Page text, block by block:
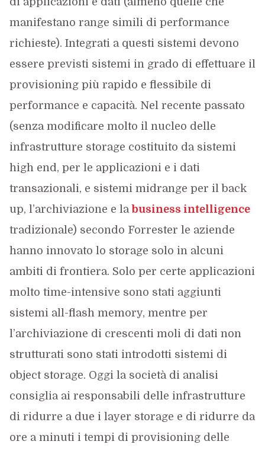
manifestano range simili di performance
richieste). Integrati a questi sistemi devono
essere previsti sistemi in grado di effettuare il
provisioning più rapido e flessibile di
performance e capacità. Nel recente passato
(senza modificare molto il nucleo delle
infrastrutture storage costituito da sistemi
high end, per le applicazioni e i dati
transazionali, e sistemi midrange per il back
up, l’archiviazione e la business intelligence
tradizionale) secondo Forrester le aziende
hanno innovato lo storage solo in alcuni
ambiti di frontiera. Solo per certe applicazioni
molto time-intensive sono stati aggiunti
sistemi all-flash memory, mentre per
l’archiviazione di crescenti moli di dati non
strutturati sono stati introdotti sistemi di
object storage. Oggi la società di analisi
consiglia ai responsabili delle infrastrutture
di ridurre a due i layer storage e di ridurre da
ore a minuti i tempi di provisioning delle